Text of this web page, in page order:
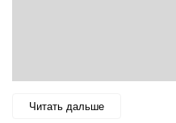
Читать дальше